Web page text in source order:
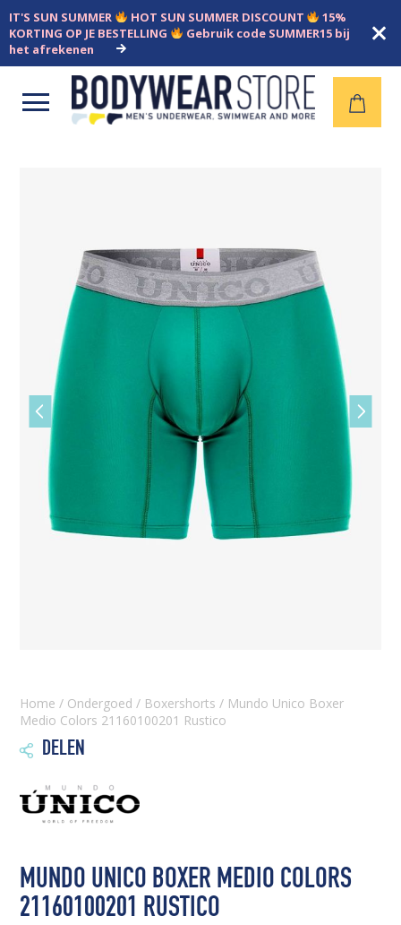
IT'S SUN SUMMER HOT SUN SUMMER DISCOUNT
15%
KORTING OP JE BESTELLING
Gebruik code SUMMER15 bij
het afrekenen
Open
Vorige
slide
slide
Home / Ondergoed / Boxershorts / Mundo Unico Boxer
Medio Colors 21160100201 Rustico
 DELEN
MUNDO UNICO BOXER MEDIO COLORS
21160100201 RUSTICO